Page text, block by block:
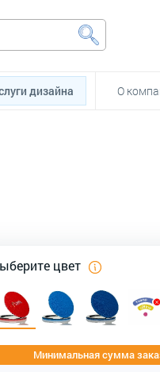
дизайна О
цвет
Минимальная сумма